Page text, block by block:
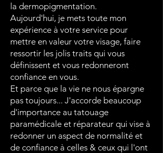
la dermopigmentation.
Aujourd'hui, je mets toute mon
expérience à votre service pour
mettre en valeur votre visage, faire
ressortir les jolis traits qui vous
définissent et vous redonneront
confiance en vous.
Et parce que la vie ne nous épargne
pas toujours... J'accorde beaucoup
d'importance au tatouage
paramédicale et réparateur qui vise à
redonner un aspect de normalité et
de confiance à celles & ceux qui l'ont